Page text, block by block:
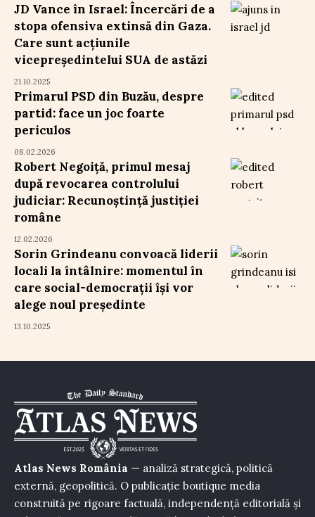
JD Vance în Israel: Încercări de a
stopa ofensiva extinsă din Gaza.
Care sunt acțiunile
vicepreședintelui SUA de astăzi
21.10.2025
Primarul PSD din Buzău, despre
partid: face un joc foarte
periculos
08.02.2026
Robert Negoiță, primul mesaj
după revocarea controlului
judiciar: Recunoștință justiției
române
12.02.2026
Sorin Grindeanu convoacă liderii
locali la întâlnire: momentul în
care social-democrații își vor
alege noul președinte
13.10.2025
Atlas News România — analiză strategică, politică
externă, geopolitică. O publicație boutique media
construită pe rigoare factuală, independență editorială și